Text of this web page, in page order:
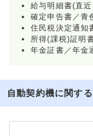
給与明細書(直
確定申告書／青
住民税決定通知
所得(課税)証明
年金証書／年金
自動契約機に関す